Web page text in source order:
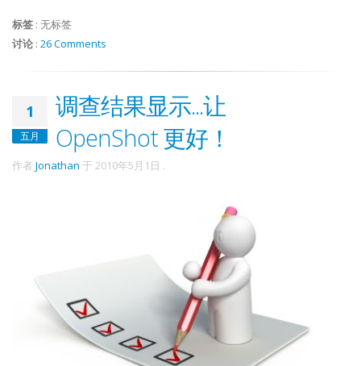
标签 : 无标签
讨论 : 26 Comments
1
五月
调查结果显示...让
OpenShot 更好！
作者 Jonathan 于 2010年5月1日 .